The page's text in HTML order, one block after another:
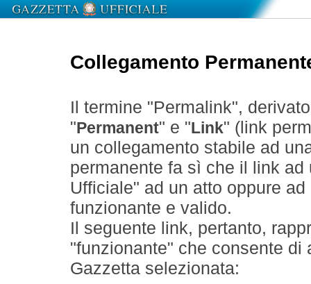
Collegamento
Il termine "Permalink",
" Permanent" e " Link" (link
un collegamento stabile ad
permanente fa sì che il link
Ufficiale" ad un atto oppure
funzionante e valido.
Il seguente link, pertanto,
"funzionante" che consente
Gazzetta selezionata: